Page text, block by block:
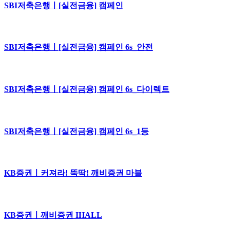
SBI저축은행ㅣ[실전금융] 캠페인
SBI저축은행ㅣ[실전금융] 캠페인 6s_안전
SBI저축은행ㅣ[실전금융] 캠페인 6s_다이렉트
SBI저축은행ㅣ[실전금융] 캠페인 6s_1등
KB증권ㅣ커져라! 뚝딱! 깨비증권 마블
KB증권ㅣ깨비증권 IHALL